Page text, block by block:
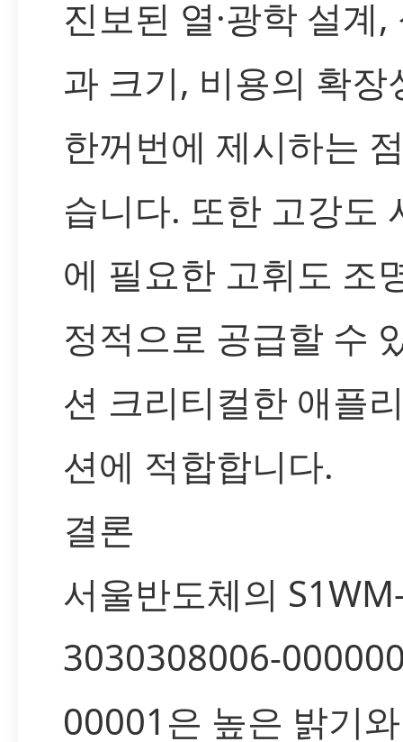
진보된 열·광학 설계,
과 크기, 비용의 확장
한꺼번에 제시하는
습니다. 또한 고강도
에 필요한 고휘도 조
정적으로 공급할 수
션 크리티컬한 애플
션에 적합합니다.
결론
서울반도체의
3030308006-
00001은 높은 밝기